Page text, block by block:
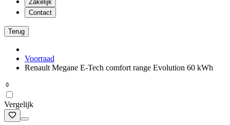
Zakelijk
Contact
Terug
Voorraad
Renault Megane E-Tech comfort range Evolution 60 kWh
Vergelijk